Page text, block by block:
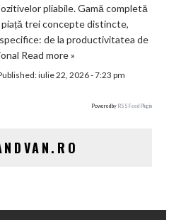
pliabile. Gamă completă
piață trei concepte distincte,
de la productivitatea de
Read more »
iulie 22, 2026 - 7:23 pm
Powered by RSS Feed Plugin